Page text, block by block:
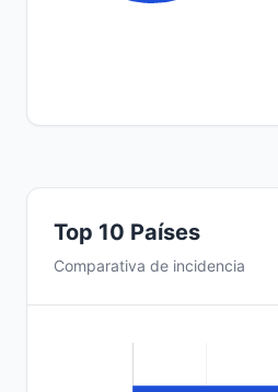
Top 10 Países
Comparativa de incidencia